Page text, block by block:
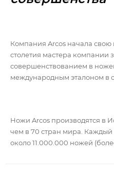
Компания Arcos начала свою
столетия мастера компании
совершенствованием в
международным эталоном в
Ножи Arcos производятся в
чем в 70 стран мира.
около 11.000.000 ножей